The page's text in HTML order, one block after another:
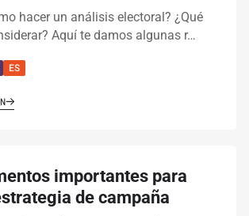
hacer un análisis electoral? ¿Qué
Aquí te damos algunas r…
ES
importantes para
de campaña